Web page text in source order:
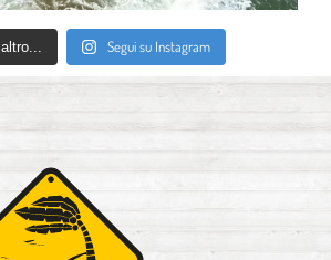
Segui su Instagram